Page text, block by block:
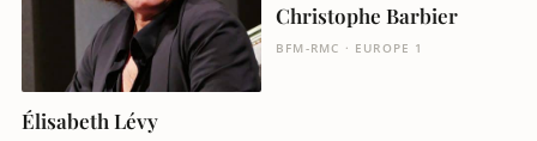
Élisabeth Lévy
Christophe Barbier
BFM-RMC · EUROPE 1